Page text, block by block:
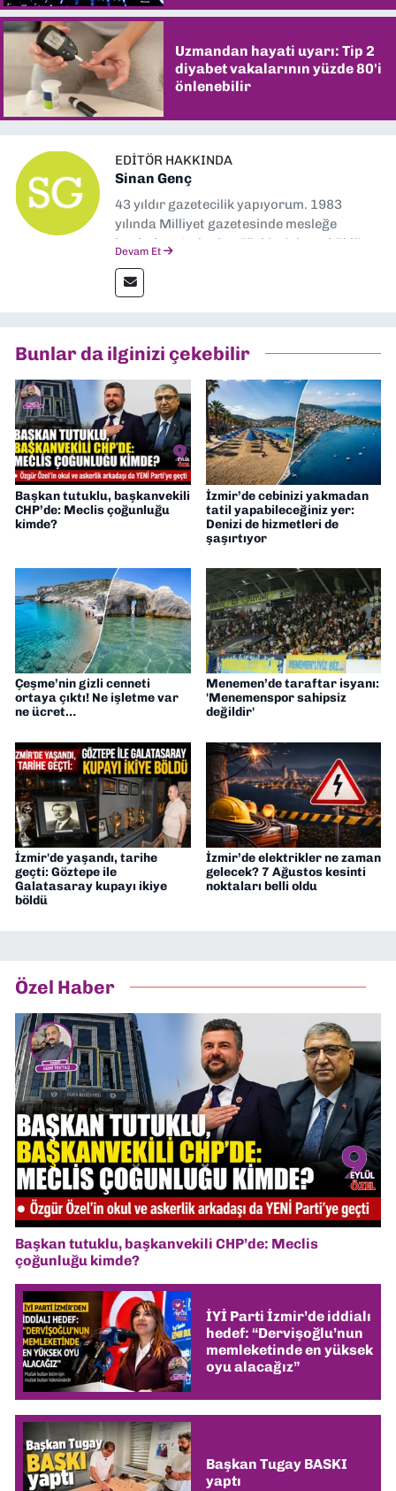
Uzmandan hayati uyarı: Tip 2
diyabet vakalarının yüzde 80'i
önlenebilir
EDITÖR HAKKINDA
Sinan Genç
43 yıldır gazetecilik yapıyorum. 1983
yılında Milliyet gazetesinde mesleğe
başladım. Ardından Türkiye’nin en köklü
muhabir, editör, müdür yardımcısı ve spor
müdürü olarak görev yaptım. Ayrıca Yeni
Gazetesi'nde editörlük yapıyorum
Devam Et
Bunlar da ilginizi çekebilir
Başkan tutuklu, başkanvekili
CHP’de: Meclis çoğunluğu
kimde?
İzmir’de cebinizi yakmadan
tatil yapabileceğiniz yer:
Denizi de hizmetleri de
şaşırtıyor
Çeşme’nin gizli cenneti
ortaya çıktı! Ne işletme var
ne ücret…
Menemen’de taraftar isyanı:
'Menemenspor sahipsiz
değildir'
İzmir'de yaşandı, tarihe
geçti: Göztepe ile
Galatasaray kupayı ikiye
böldü
İzmir’de elektrikler ne zaman
gelecek? 7 Ağustos kesinti
noktaları belli oldu
Özel Haber
Başkan tutuklu, başkanvekili CHP’de: Meclis
çoğunluğu kimde?
İYİ Parti İzmir’de iddialı
hedef: “Dervişoğlu’nun
memleketinde en yüksek
oyu alacağız”
Başkan Tugay BASKI
yaptı